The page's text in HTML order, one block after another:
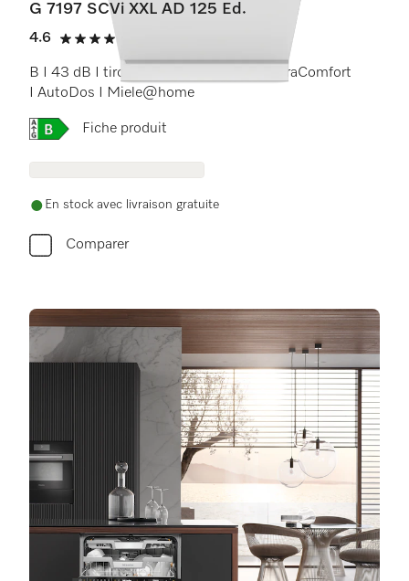
G 7197 SCVi XXL AD 125 Ed.
4.6
4.6 étoiles sur 5
B I 43 dB I tiroir à couverts I paniers ExtraComfort
I AutoDos I Miele@home
Online Label Flag, Étiquette énergétique
Fiche produit
En stock avec livraison gratuite
Comparer